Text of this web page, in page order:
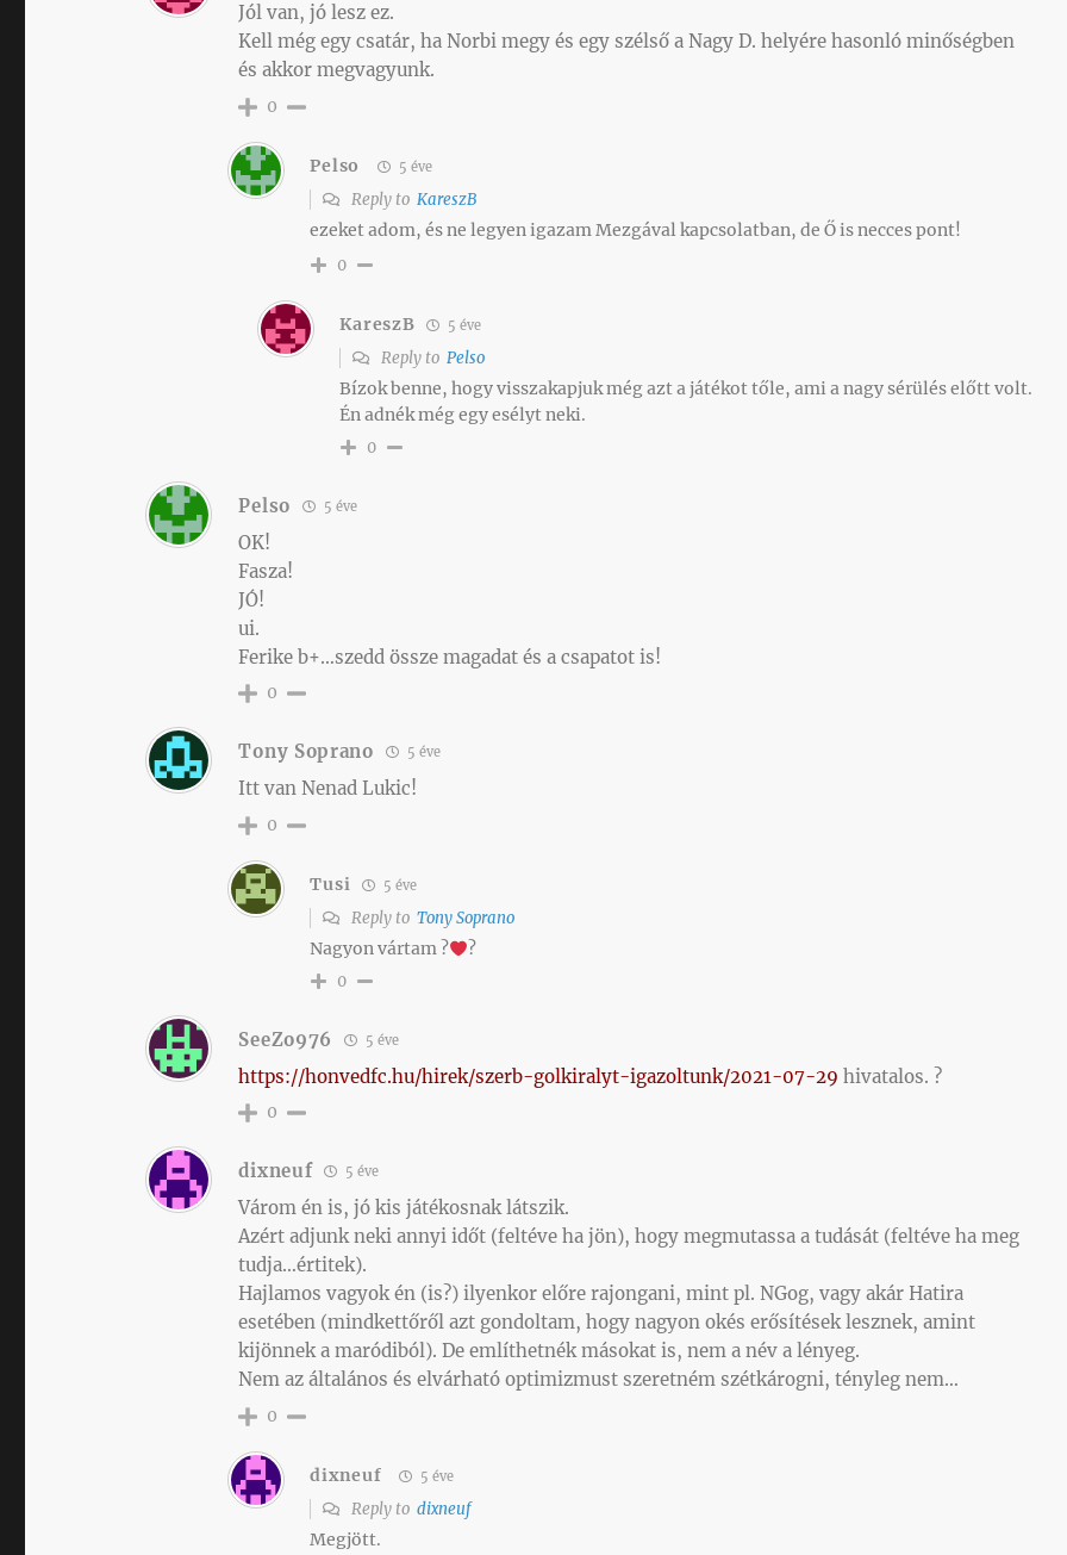
Jól van, jó lesz ez.
Kell még egy csatár, ha Norbi megy és egy szélső a Nagy D. helyére hasonló minőségben
és akkor megvagyunk.
0
Pelso 5 éve
Reply toKareszB
ezeket adom, és ne legyen igazam Mezgával kapcsolatban, de Ő is necces pont!
0
KareszB 5 éve
Reply toPelso
Bízok benne, hogy visszakapjuk még azt a játékot tőle, ami a nagy sérülés előtt volt.
Én adnék még egy esélyt neki.
0
Pelso 5 éve
OK!
Fasza!
JÓ!
ui.
Ferike b+…szedd össze magadat és a csapatot is!
0
Tony Soprano 5 éve
Itt van Nenad Lukic!
0
Tusi 5 éve
Reply toTony Soprano
Nagyon vártam ? ?
0
SeeZo976 5 éve
https://honvedfc.hu/hirek/szerb-golkiralyt-igazoltunk/2021-07-29 hivatalos. ?
0
dixneuf 5 éve
Várom én is, jó kis játékosnak látszik.
Azért adjunk neki annyi időt (feltéve ha jön), hogy megmutassa a tudását (feltéve ha meg
tudja…értitek).
Hajlamos vagyok én (is?) ilyenkor előre rajongani, mint pl. NGog, vagy akár Hatira
esetében (mindkettőről azt gondoltam, hogy nagyon okés erősítések lesznek, amint
kijönnek a maródiból). De említhetnék másokat is, nem a név a lényeg.
Nem az általános és elvárható optimizmust szeretném szétkárogni, tényleg nem…
0
dixneuf 5 éve
Reply todixneuf
Megjött.